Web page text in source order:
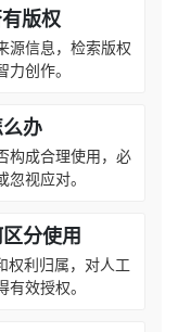
版权
源信息，检索版权
创作。
办
构成合理使用，必
视应对。
分使用
权利归属，对人工
效授权。